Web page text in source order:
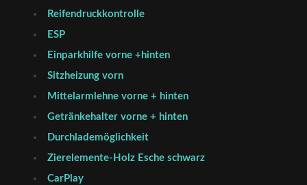
Reifendruckkontrolle
ESP
Einparkhilfe vorne +hinten
Sitzheizung vorn
Mittelarmlehne vorne + hinten
Getränkehalter vorne + hinten
Durchlademöglichkeit
Zierelemente-Holz Esche schwarz
CarPlay